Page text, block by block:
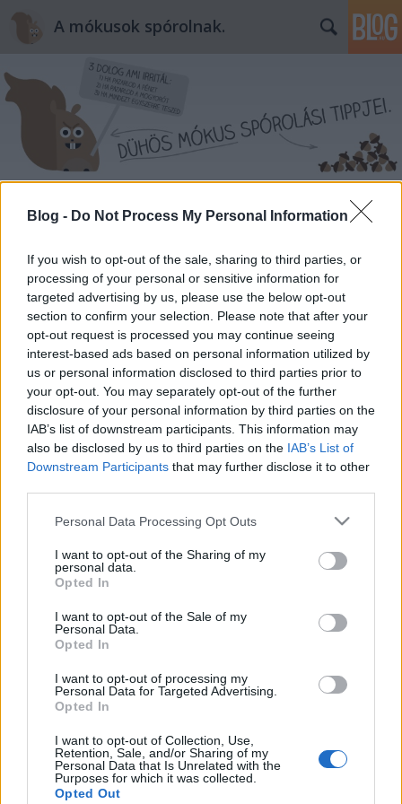
Blog - Do Not Process My Personal Information
If you wish to opt-out of the sale, sharing to third parties, or
processing of your personal or sensitive information for
targeted advertising by us, please use the below opt-out
section to confirm your selection. Please note that after your
opt-out request is processed you may continue seeing
interest-based ads based on personal information utilized by
us or personal information disclosed to third parties prior to
your opt-out. You may separately opt-out of the further
disclosure of your personal information by third parties on the
IAB’s list of downstream participants. This information may
also be disclosed by us to third parties on the IAB’s List of
Downstream Participants that may further disclose it to other
Please note that this website/app uses one or more Google
not limited to your visit or usage behaviour. You may click to
grant or deny consent to Google and its third-party tags to
use your data for below specified purposes in below Google
consent section.
Personal Data Processing Opt Outs
I want to opt-out of the Sharing of my
personal data.
Opted In
I want to opt-out of the Sale of my
Personal Data.
Opted In
I want to opt-out of processing my
Personal Data for Targeted Advertising.
Opted In
I want to opt-out of Collection, Use,
Retention, Sale, and/or Sharing of my
Personal Data that Is Unrelated with the
Purposes for which it was collected.
Opted Out
A mókusok spórolnak.
mokuspanna• 2014. december 31.
Mert ugye itt van ez az év vége a nyakunkon. Ki-ki
vérmérséklete szerint búcsúztatja: habparty,
“ereszdelahajam” buli, szolid otthoni tévézés, stb.
:) Ha buli, azt is többféle dologgal lehet izgalmassá
tenni: tűzijáték, vetkőzős zálogosdi, asztalon tánc,
vagy épp egy apró…
Te is örülnél egy halom sorsjegynek?
Én nagyon bírnám, ha valaki több millió forint
lehetőségével ajándékozna meg. Már csak a poén
módját... Ezt az ötletet egy mókusbarátnénktől
kaptuk (aki azóta a kedvünkért a fotót is előásta,
köszönjük ;)), és…
Tuti tipp a lottó megnyerésére
mokuspeti•2013. július 06.
Gondoltam egy számra 1-től 43 949 268-ig. Adj 250